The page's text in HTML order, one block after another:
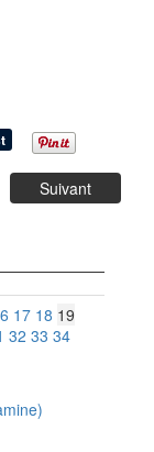
Suivant
17 18 19
32 33 34